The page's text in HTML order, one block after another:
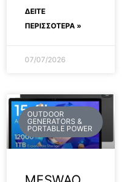
ΔΕΊΤΕ
ΠΕΡΙΣΣΟΤΕΡΑ »
07/07/2026
OUTDOOR
GENERATORS &
PORTABLE POWER